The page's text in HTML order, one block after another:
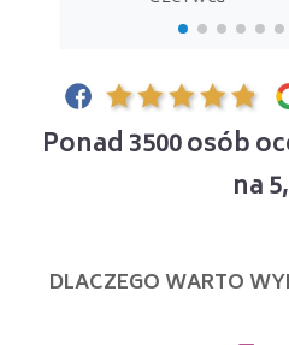
Ponad 3500 osób
na
DLACZEGO WARTO